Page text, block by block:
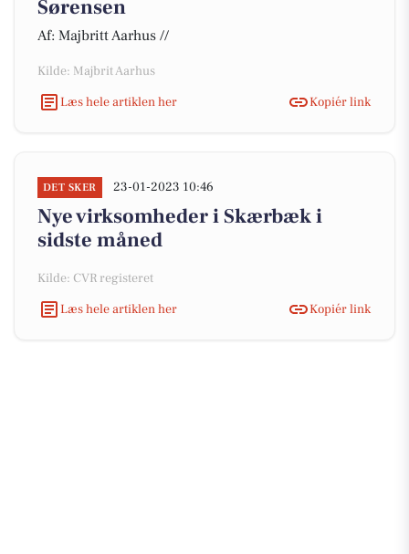
Sørensen
Af: Majbritt Aarhus //
Kilde: Majbrit Aarhus
Læs hele artiklen her
Kopiér link
DET SKER 23-01-2023 10:46
Nye virksomheder i Skærbæk i
sidste måned
Kilde: CVR registeret
Læs hele artiklen her
Kopiér link